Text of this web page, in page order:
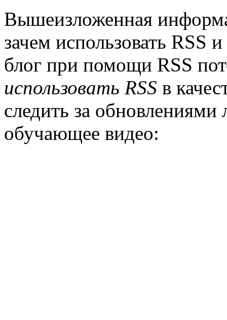
Вышеизложенная
зачем использовать RSS
блог при помощи RSS
использовать RSS в
следить за
обучающее видео: